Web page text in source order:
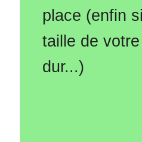
place (enfin
taille de
dur...)